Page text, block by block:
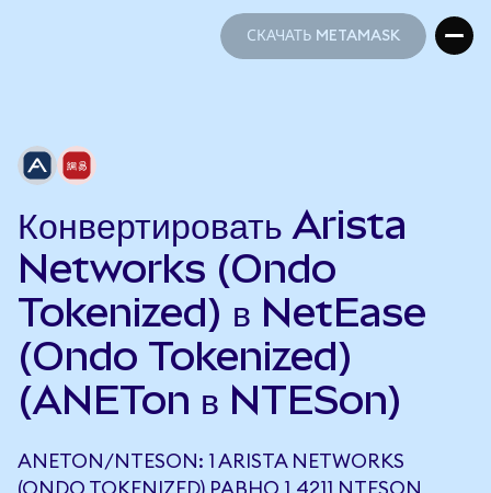
СКАЧАТЬ METAMASK
Конвертировать Arista
Networks (Ondo
Tokenized) в NetEase
(Ondo Tokenized)
(ANETon в NTESon)
ANETON/NTESON: 1 ARISTA NETWORKS
(ONDO TOKENIZED) РАВНО 1,4211 NTESON